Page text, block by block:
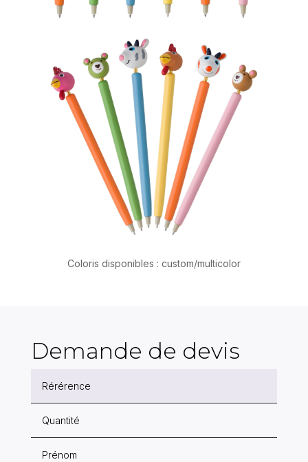
Coloris disponibles : custom/multicolor
Demande de devis